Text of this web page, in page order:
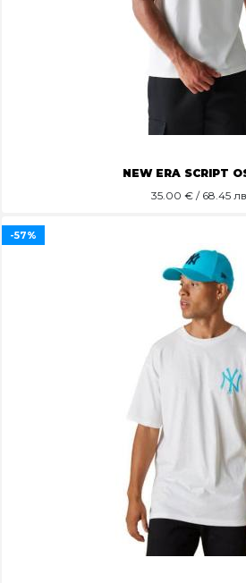
NEW ERA SCRIPT
35.00 € / 68.45
-57%